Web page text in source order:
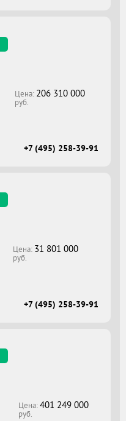
Цена: 206 310 000
руб.
+7 (495) 258-39-91
Цена: 31 801 000
руб.
+7 (495) 258-39-91
Цена:401 249 000
руб.